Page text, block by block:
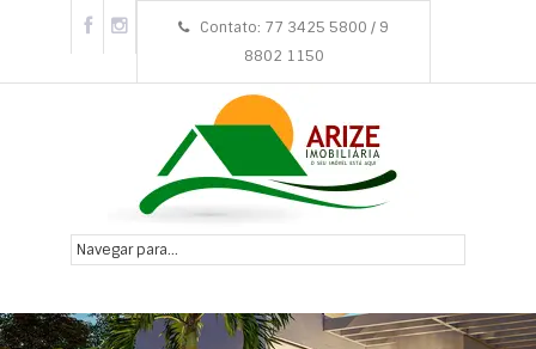
Contato: 77 3425 5800 / 9
8802 1150